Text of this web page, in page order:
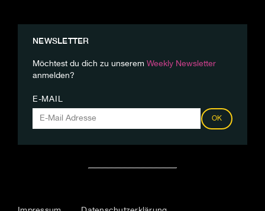
NEWSLETTER
Möchtest du dich zu unserem Weekly Newsletter
anmelden?
E-MAIL
OK